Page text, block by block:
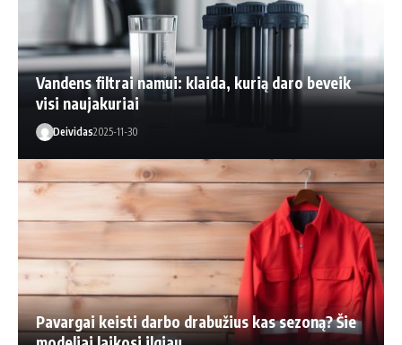
Vandens filtrai namui: klaida, kurią daro beveik
visi naujakuriai
Deividas2025-11-30
Pavargai keisti darbo drabužius kas sezoną? Šie